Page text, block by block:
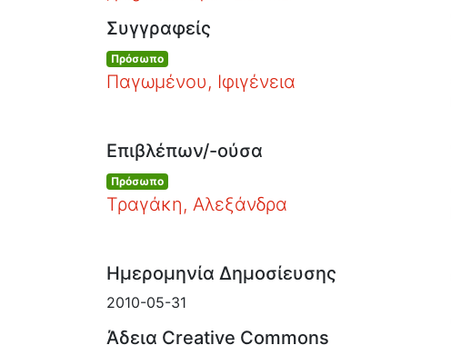
Συγγραφείς
Πρόσωπο
Παγωμένου, Ιφιγένεια
Επιβλέπων/-ούσα
Πρόσωπο
Τραγάκη, Αλεξάνδρα
Ημερομηνία Δημοσίευσης
2010-05-31
Άδεια Creative Commons